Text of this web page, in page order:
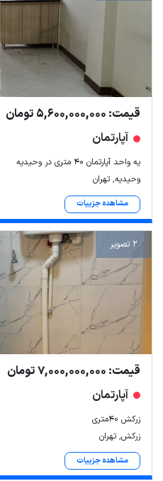
قیمت: 5,600,000,000 تومان
آپارتمان
یه واحد آپارتمان ۴۰ متری در وحیدیه
وحیدیه, تهران
مشاهده جزییات
2 تصویر
قیمت: 7,000,000,000 تومان
آپارتمان
زرکش ۴۰متری
زرکش, تهران
مشاهده جزییات